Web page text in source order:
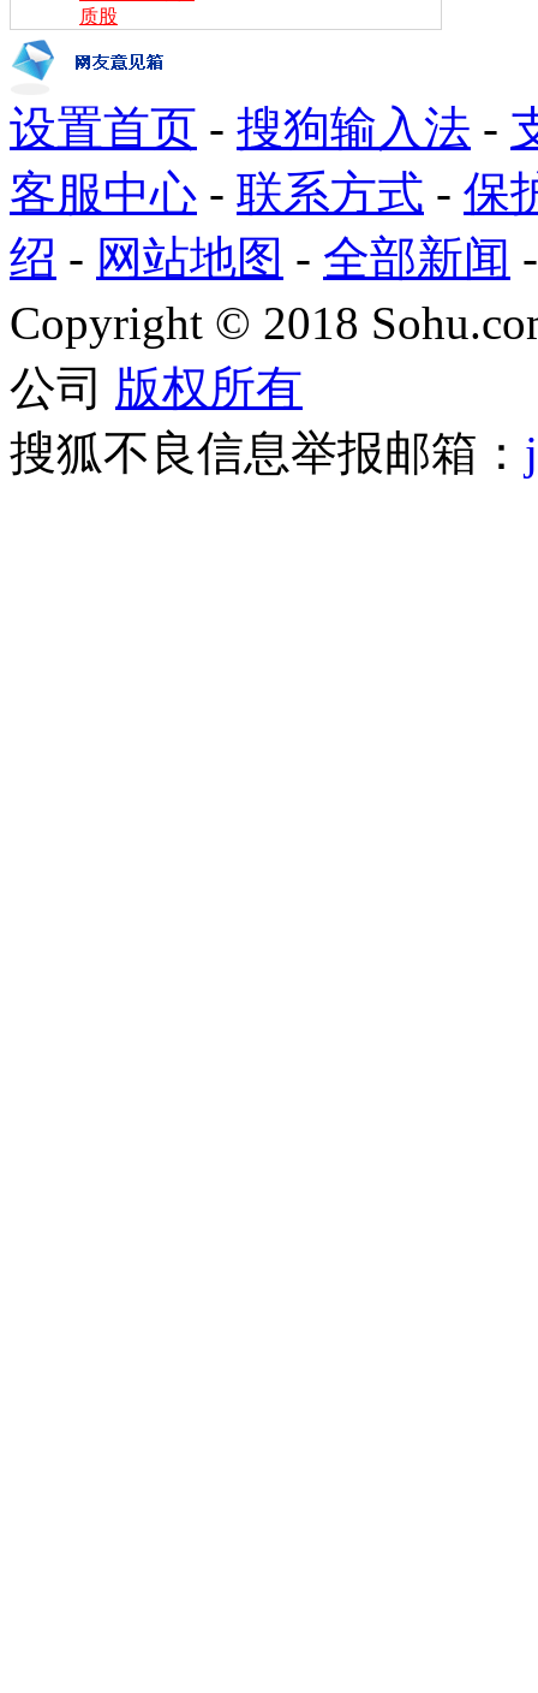
质股
设置首页 - 搜狗输入法 -
客服中心 - 联系方式 - 保
绍 - 网站地图 - 全部新闻
Copyright © 2018
公司 版权所有
搜狐不良信息举报邮箱：